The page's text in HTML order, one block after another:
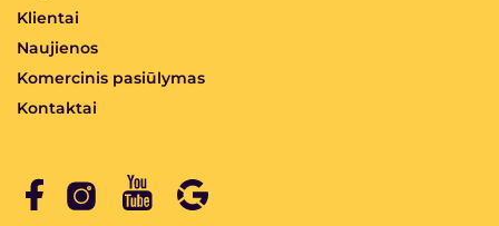
Klientai
Naujienos
Komercinis pasiūlymas
Kontaktai